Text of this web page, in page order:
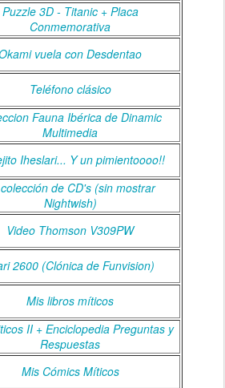
Puzzle 3D - Titanic + Placa
Conmemorativa
vuela con Desdentao
Teléfono clásico
Fauna Ibérica de Dinamic
Multimedia
Iheslari... Y un pimientoooo!!
de CD's (sin mostrar
Nightwish)
Video Thomson V309PW
2600 (Clónica de Funvision)
Mis libros míticos
II + Enciclopedia Preguntas y
Respuestas
Mis Cómics Míticos